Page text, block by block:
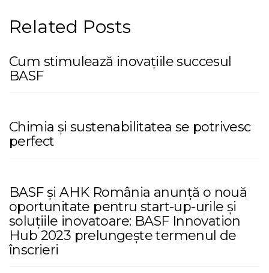
Related Posts
Cum stimulează inovațiile succesul
BASF
Chimia și sustenabilitatea se potrivesc
perfect
BASF și AHK România anunță o nouă
oportunitate pentru start-up-urile și
soluțiile inovatoare: BASF Innovation
Hub 2023 prelungește termenul de
înscrieri